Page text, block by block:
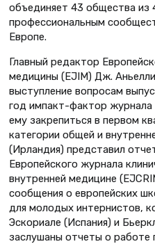
объединяет 43 общества из
профессио­нальным
Европе.
Главный редактор
медицины (EJIM) Дж.
выступление вопросам
год импакт-фактор
ему закрепиться в первом
категории общей и
(Ирландия) представил
Европейского журнала
внутренней медицине
сообщения о европейских
для молодых интернистов,
Эскориале (Испания) и
заслушаны отчеты о